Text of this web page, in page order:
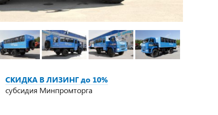
СКИДКА В ЛИЗИНГ до 10%
субсидия Минпромторга